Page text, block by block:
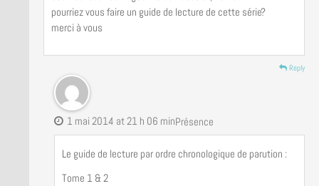
pourriez vous faire un guide de lecture de cette série?
merci à vous
Reply
Présence
1 mai 2014 at 21 h 06 min
Le guide de lecture par ordre chronologique de parution :
Tome 1 & 2